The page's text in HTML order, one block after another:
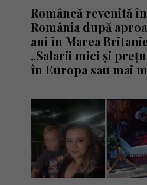
Româncă revenită în
România după
ani în Marea
„Salarii mici și
în Europa sau mai